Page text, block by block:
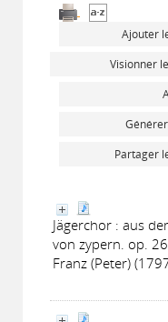
Ajouter
Visionner
Partager
Jägerchor : aus
von zypern. op.
Franz (Peter)